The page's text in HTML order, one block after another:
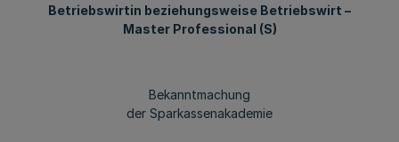
Betriebswirtin beziehungsweise Betriebswirt –
Master Professional (S)
Bekanntmachung
der Sparkassenakademie